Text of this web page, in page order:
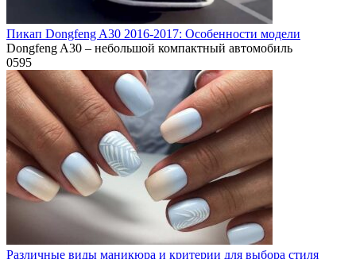
Пикап Dongfeng A30 2016-2017: Особенности модели
Dongfeng A30 – небольшой компактный автомобиль
0595
Различные виды маникюра и критерии для выбора стиля